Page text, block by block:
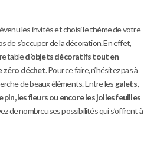
les invités et choisi le thème de votre
de s’occuper de la décoration. En effet,
tabled’objets décoratifs tout en
zéro déchet. Pour ce faire, n’hésitez pas à
de beaux éléments. Entre les galets,
pin, les fleurs ou encore les jolies feuilles
de nombreuses possibilités qui s’offrent à